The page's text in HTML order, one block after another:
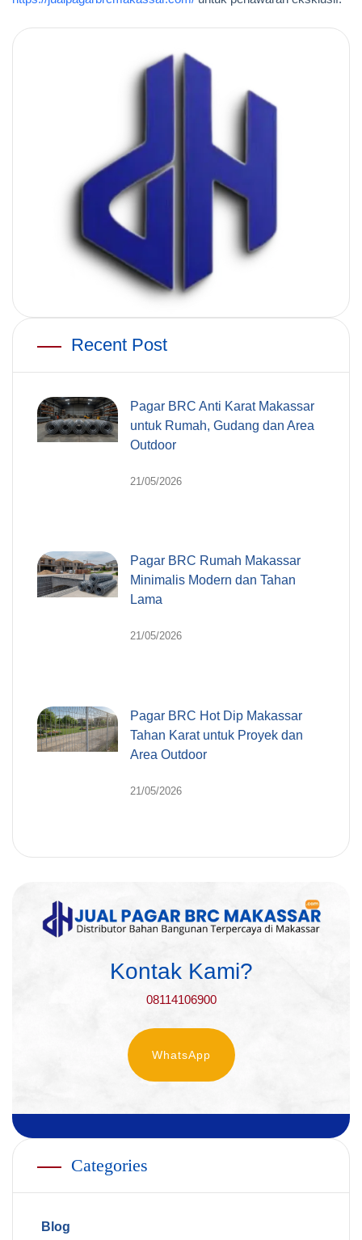
Recent Post
Pagar BRC Anti Karat Makassar
untuk Rumah, Gudang dan Area
Outdoor
21/05/2026
Pagar BRC Rumah Makassar
Minimalis Modern dan Tahan
Lama
21/05/2026
Pagar BRC Hot Dip Makassar
Tahan Karat untuk Proyek dan
Area Outdoor
21/05/2026
Kontak Kami?
08114106900
WhatsApp
Categories
Blog